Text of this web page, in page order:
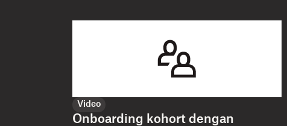
Video
Onboarding kohort dengan